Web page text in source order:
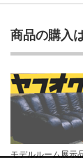
商品の購入
モデルルーム展示